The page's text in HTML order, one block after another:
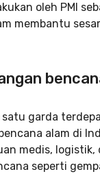
oleh PMI
membantu
satu garda
alam di
medis, logistik,
seperti